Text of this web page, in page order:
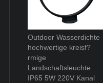
Outdoor Wasserdichte
hochwertige kreisf?
rmige
Landschaftsleuchte
IP65 5W 220V Kanal